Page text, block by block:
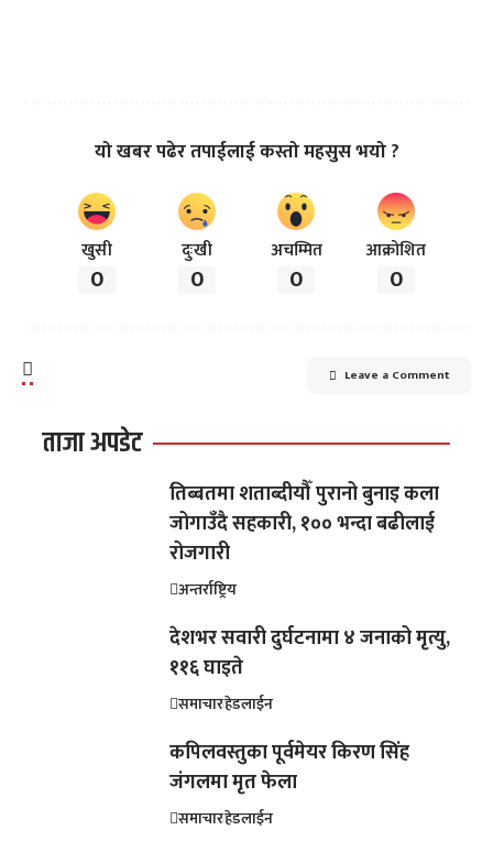
यो खबर पढेर तपाईलाई कस्तो महसुस भयो ?
खुसी
0
दुःखी
0
अचम्मित
0
आक्रोशित
0
Leave a Comment
ताजा अपडेट
तिब्बतमा शताब्दीयौँ पुरानो बुनाइ कला
जोगाउँदै सहकारी, १०० भन्दा बढीलाई
रोजगारी
अन्तर्राष्ट्रिय
देशभर सवारी दुर्घटनामा ४ जनाको मृत्यु,
११६ घाइते
समाचारहेडलाईन
कपिलवस्तुका पूर्वमेयर किरण सिंह
जंगलमा मृत फेला
समाचारहेडलाईन